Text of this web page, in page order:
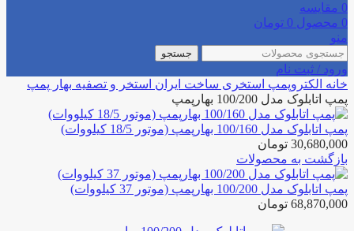
0 مقایسه
0 محصول 0 تومان
منو
جستجو
ورود / ثبت نام
خانه الکتروپمپ استخری ساخت ایران استخر و تصفیه بهار پمپ
پمپ اتابلوک مدل 100/200 بهارپمپ
پمپ اتابلوک مدل 100/160 بهارپمپ (موتور 18/5 کیلووات)
30,680,000 تومان
بازگشت به محصولات
پمپ اتابلوک مدل 100/200 بهارپمپ (موتور 37 کیلووات)
68,870,000 تومان